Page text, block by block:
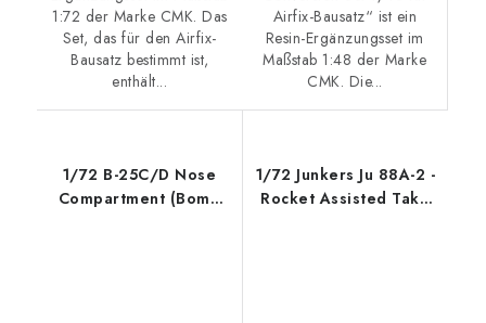
1:72 der Marke CMK. Das
Set, das für den Airfix-
Bausatz bestimmt ist,
enthält...
Airfix-Bausatz“ ist ein
Resin-Ergänzungsset im
Maßstab 1:48 der Marke
CMK. Die...
1/72 B-25C/D Nose
Compartment (Bomb
1/72 Junkers Ju 88A-2 -
Rocket Assisted Take